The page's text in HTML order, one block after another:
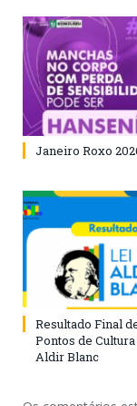
Janeiro Roxo
Resultado Final
Pontos de
Aldir Blanc